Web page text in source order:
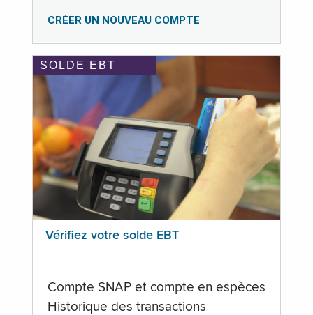
CRÉER UN NOUVEAU COMPTE
SOLDE EBT
Vérifiez votre solde EBT
Compte SNAP et compte en espèces
Historique des transactions